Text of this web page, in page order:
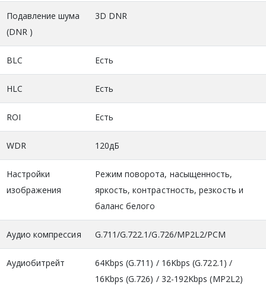
Подавление шума
(DNR )
3D DNR
BLC Есть
HLC Есть
ROI Есть
WDR 120дБ
Настройки
изображения
Режим поворота, насыщенность,
яркость, контрастность, резкость и
баланс белого
Аудио компрессия G.711/G.722.1/G.726/MP2L2/PCM
Аудиобитрейт
64Kbps (G.711) / 16Kbps (G.722.1) /
16Kbps (G.726) / 32-192Kbps (MP2L2)